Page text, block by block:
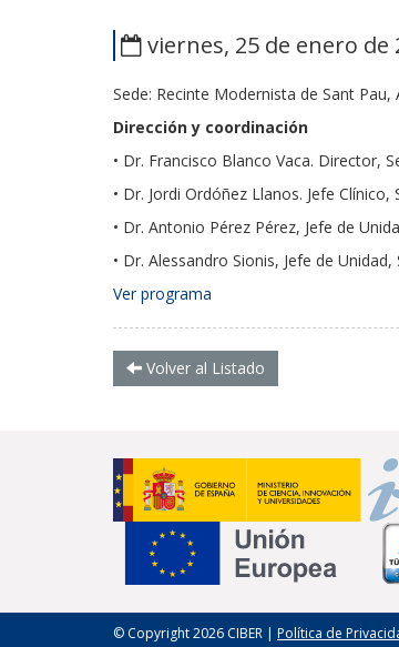
viernes, 25 de enero de
Sede: Recinte Modernista de Sant
Dirección y coordinación
• Dr. Francisco Blanco Vaca. Director,
• Dr. Jordi Ordóñez Llanos. Jefe
• Dr. Antonio Pérez Pérez, Jefe de
• Dr. Alessandro Sionis, Jefe de
Ver programa
Volver al Listado
© Copyright 2026 CIBER | Política de